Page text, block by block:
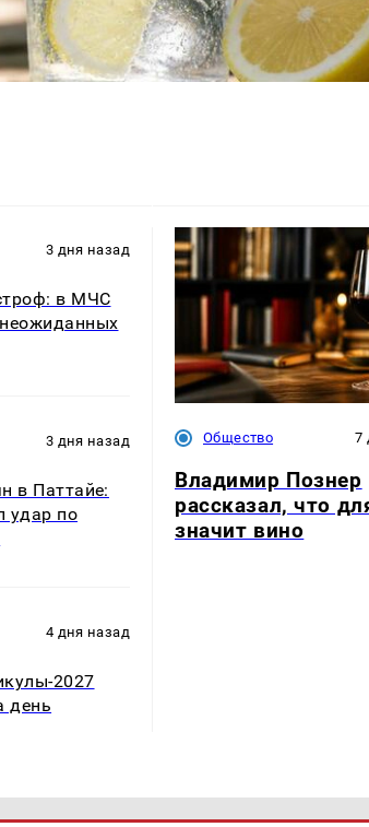
3 дня назад
в МЧС
3 дня назад
в Паттайе:
удар по
4 дня назад
2027
день
Общество 7
Владимир Познер
рассказал, что
значит вино